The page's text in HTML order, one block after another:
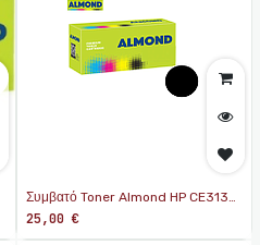
Συμβατό Toner Almond HP CE313A
Magenta
25,00 €